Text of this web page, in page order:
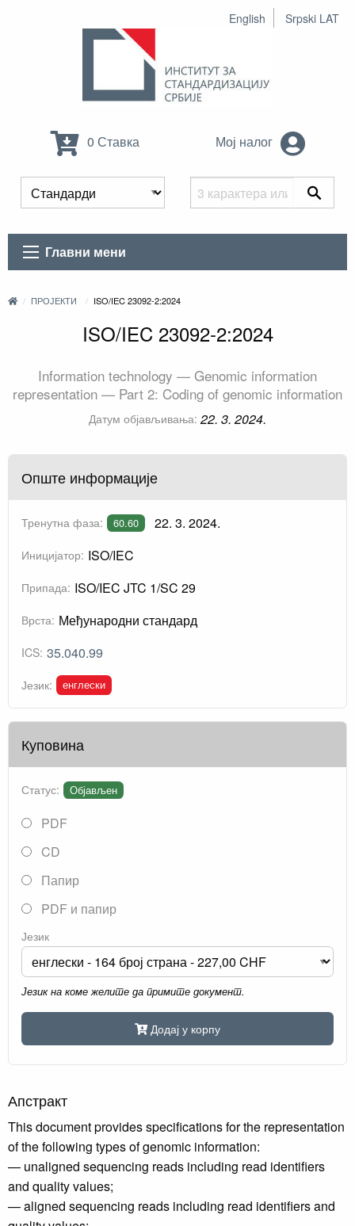
English Srpski LAT
0 Ставка Мој налог
Главни мени
ПРОЈЕКТИ ISO/IEC 23092-2:2024
ISO/IEC 23092-2:2024
Information technology — Genomic information
representation — Part 2: Coding of genomic information
Датум објављивања: 22. 3. 2024.
Опште информације
Тренутна фаза: 60.60 22. 3. 2024.
Иницијатор: ISO/IEC
Припада: ISO/IEC JTC 1/SC 29
Врста: Међународни стандард
ICS: 35.040.99
Језик: енглески
Куповина
Статус: Објављен
PDF
CD
Папир
PDF и папир
Језик
Језик на коме желите да примите документ.
Додај у корпу
Апстракт
This document provides specifications for the representation
of the following types of genomic information:
— unaligned sequencing reads including read identifiers
and quality values;
— aligned sequencing reads including read identifiers and